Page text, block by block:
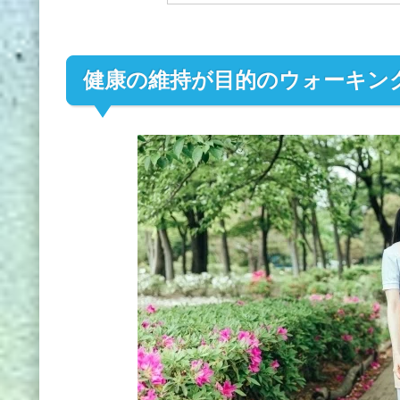
健康の維持が目的のウォーキン